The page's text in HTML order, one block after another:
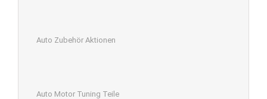
Auto Zubehör Aktionen
Auto Motor Tuning Teile